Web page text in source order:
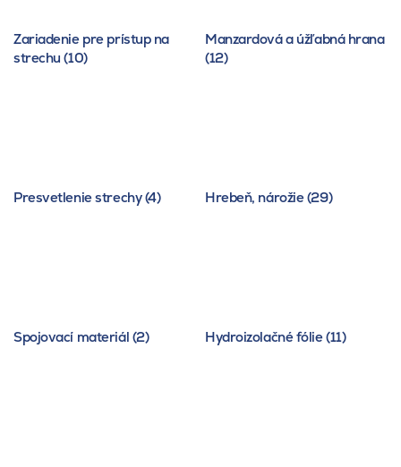
Zariadenie pre prístup na
strechu (10)
Manzardová a úžľabná hrana
(12)
Presvetlenie strechy (4) Hrebeň, nárožie (29)
Spojovací materiál (2) Hydroizolačné fólie (11)